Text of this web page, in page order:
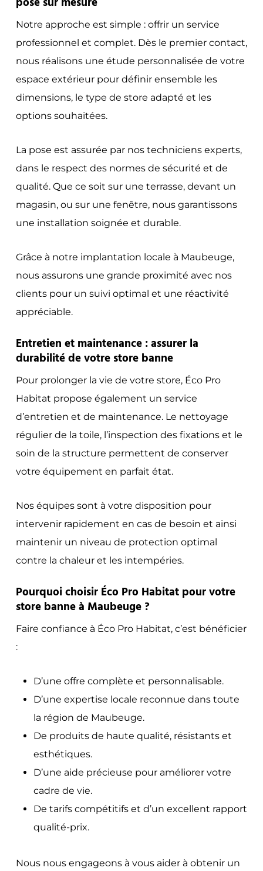
Notre approche est simple : offrir un service
professionnel et complet. Dès le premier contact,
nous réalisons une étude personnalisée de votre
espace extérieur pour définir ensemble les
dimensions, le type de store adapté et les
options souhaitées.
La pose est assurée par nos techniciens experts,
dans le respect des normes de sécurité et de
qualité. Que ce soit sur une terrasse, devant un
magasin, ou sur une fenêtre, nous garantissons
une installation soignée et durable.
Grâce à notre implantation locale à Maubeuge,
nous assurons une grande proximité avec nos
clients pour un suivi optimal et une réactivité
appréciable.
Entretien et maintenance : assurer la
durabilité de votre store banne
Pour prolonger la vie de votre store, Éco Pro
Habitat propose également un service
d’entretien et de maintenance. Le nettoyage
régulier de la toile, l’inspection des fixations et le
soin de la structure permettent de conserver
votre équipement en parfait état.
Nos équipes sont à votre disposition pour
intervenir rapidement en cas de besoin et ainsi
maintenir un niveau de protection optimal
contre la chaleur et les intempéries.
Pourquoi choisir Éco Pro Habitat pour votre
store banne à Maubeuge ?
Faire confiance à Éco Pro Habitat, c’est bénéficier
:
D’une offre complète et personnalisable.
D’une expertise locale reconnue dans toute
la région de Maubeuge.
De produits de haute qualité, résistants et
esthétiques.
D’une aide précieuse pour améliorer votre
cadre de vie.
De tarifs compétitifs et d’un excellent rapport
qualité-prix.
Nous nous engageons à vous aider à obtenir un